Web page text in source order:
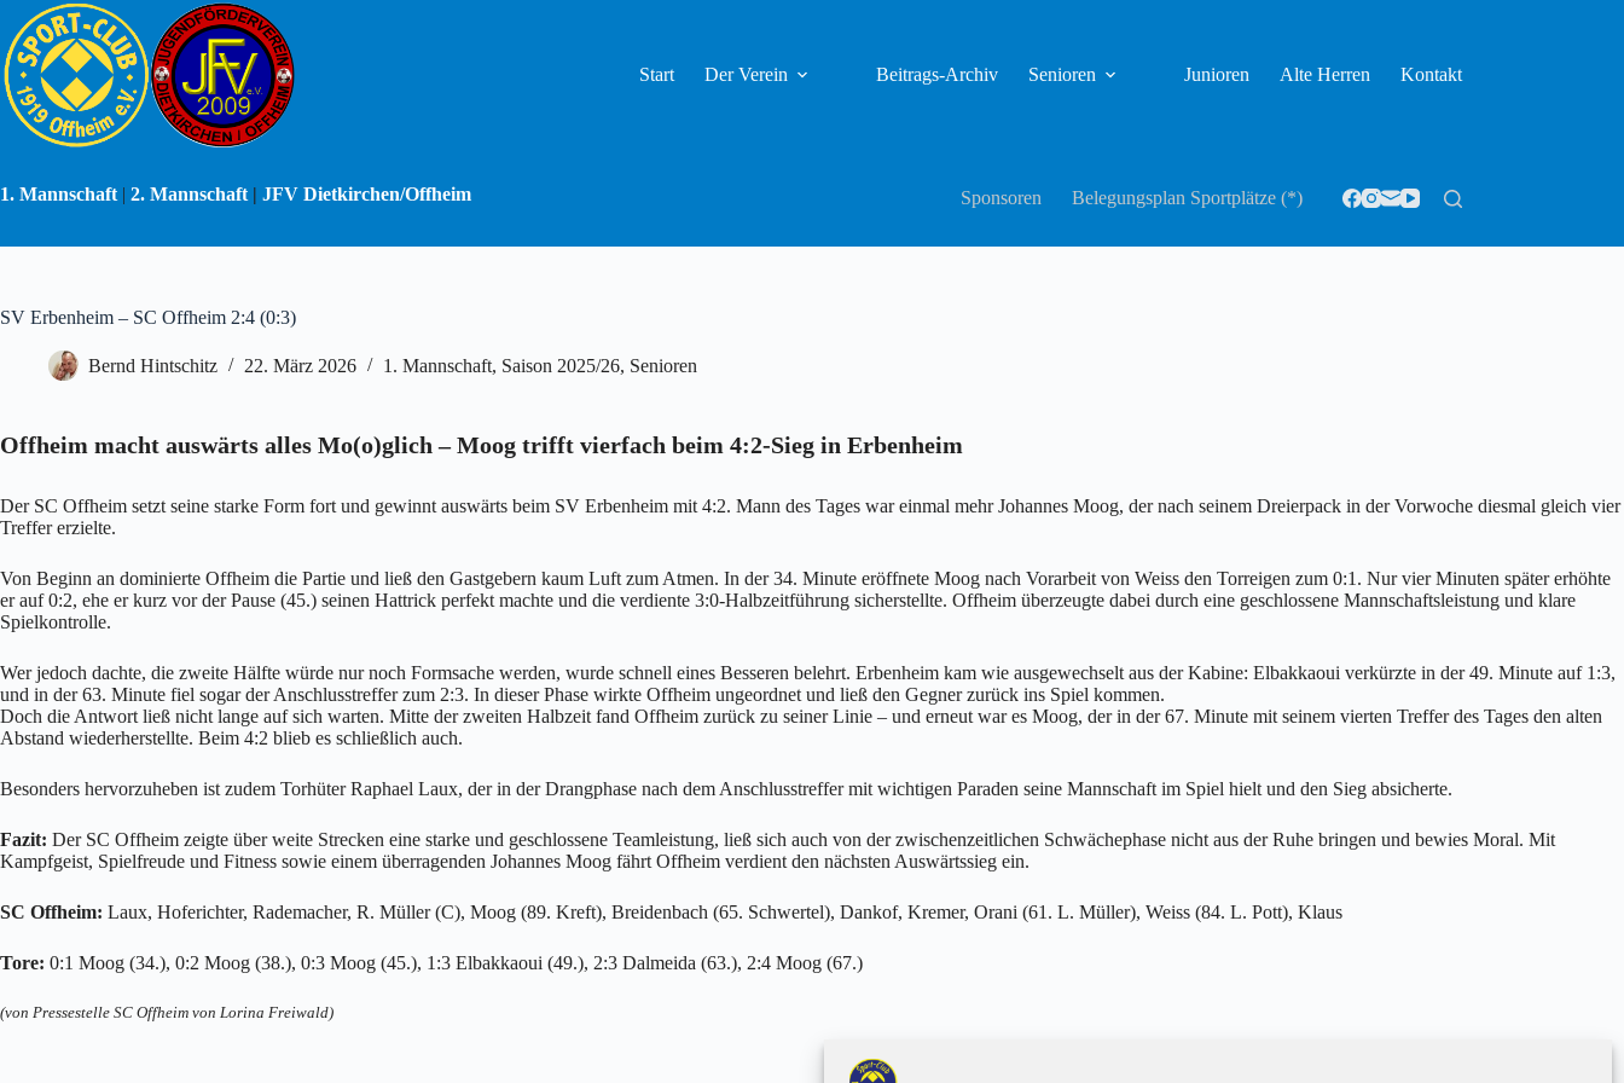
Inhalt
springen
Start
Der Verein Beitrags-Archiv Senioren Junioren Alte Herren Kontakt
1. Mannschaft | 2. Mannschaft | JFV Dietkirchen/Offheim Sponsoren Belegungsplan Sportplätze (*)
SV Erbenheim – SC Offheim 2:4 (0:3)
Bernd Hintschitz 22. März 2026 1. Mannschaft, Saison 2025/26, Senioren
Offheim macht auswärts alles Mo(o)glich – Moog trifft vierfach beim 4:2-Sieg in Erbenheim
Der SC Offheim setzt seine starke Form fort und gewinnt auswärts beim SV Erbenheim mit 4:2. Mann des Tages war einmal mehr Johannes Moog, der nach seinem Dreierpack in der Vorwoche diesmal gleich vier
Treffer erzielte.
Von Beginn an dominierte Offheim die Partie und ließ den Gastgebern kaum Luft zum Atmen. In der 34. Minute eröffnete Moog nach Vorarbeit von Weiss den Torreigen zum 0:1. Nur vier Minuten später erhöhte
er auf 0:2, ehe er kurz vor der Pause (45.) seinen Hattrick perfekt machte und die verdiente 3:0-Halbzeitführung sicherstellte. Offheim überzeugte dabei durch eine geschlossene Mannschaftsleistung und klare
Spielkontrolle.
Wer jedoch dachte, die zweite Hälfte würde nur noch Formsache werden, wurde schnell eines Besseren belehrt. Erbenheim kam wie ausgewechselt aus der Kabine: Elbakkaoui verkürzte in der 49. Minute auf 1:3,
und in der 63. Minute fiel sogar der Anschlusstreffer zum 2:3. In dieser Phase wirkte Offheim ungeordnet und ließ den Gegner zurück ins Spiel kommen.
Doch die Antwort ließ nicht lange auf sich warten. Mitte der zweiten Halbzeit fand Offheim zurück zu seiner Linie – und erneut war es Moog, der in der 67. Minute mit seinem vierten Treffer des Tages den alten
Abstand wiederherstellte. Beim 4:2 blieb es schließlich auch.
Besonders hervorzuheben ist zudem Torhüter Raphael Laux, der in der Drangphase nach dem Anschlusstreffer mit wichtigen Paraden seine Mannschaft im Spiel hielt und den Sieg absicherte.
Fazit: Der SC Offheim zeigte über weite Strecken eine starke und geschlossene Teamleistung, ließ sich auch von der zwischenzeitlichen Schwächephase nicht aus der Ruhe bringen und bewies Moral. Mit
Kampfgeist, Spielfreude und Fitness sowie einem überragenden Johannes Moog fährt Offheim verdient den nächsten Auswärtssieg ein.
SC Offheim: Laux, Hoferichter, Rademacher, R. Müller (C), Moog (89. Kreft), Breidenbach (65. Schwertel), Dankof, Kremer, Orani (61. L. Müller), Weiss (84. L. Pott), Klaus
Tore: 0:1 Moog (34.), 0:2 Moog (38.), 0:3 Moog (45.), 1:3 Elbakkaoui (49.), 2:3 Dalmeida (63.), 2:4 Moog (67.)
(von Pressestelle SC Offheim von Lorina Freiwald)